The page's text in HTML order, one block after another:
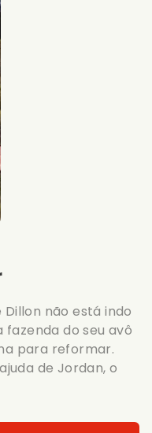
não está indo
do seu avô
para reformar.
de Jordan, o